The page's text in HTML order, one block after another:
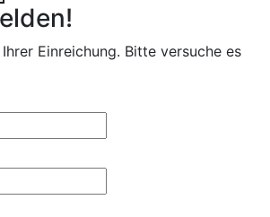
Einreichung. Bitte versuche es